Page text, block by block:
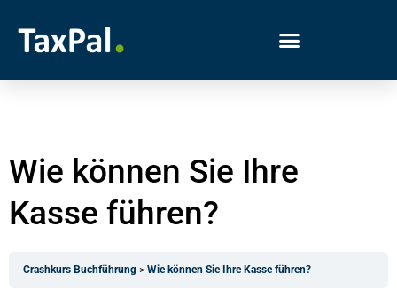
Wie können Sie Ihre
Kasse führen?
Crashkurs Buchführung Wie können Sie Ihre Kasse führen?